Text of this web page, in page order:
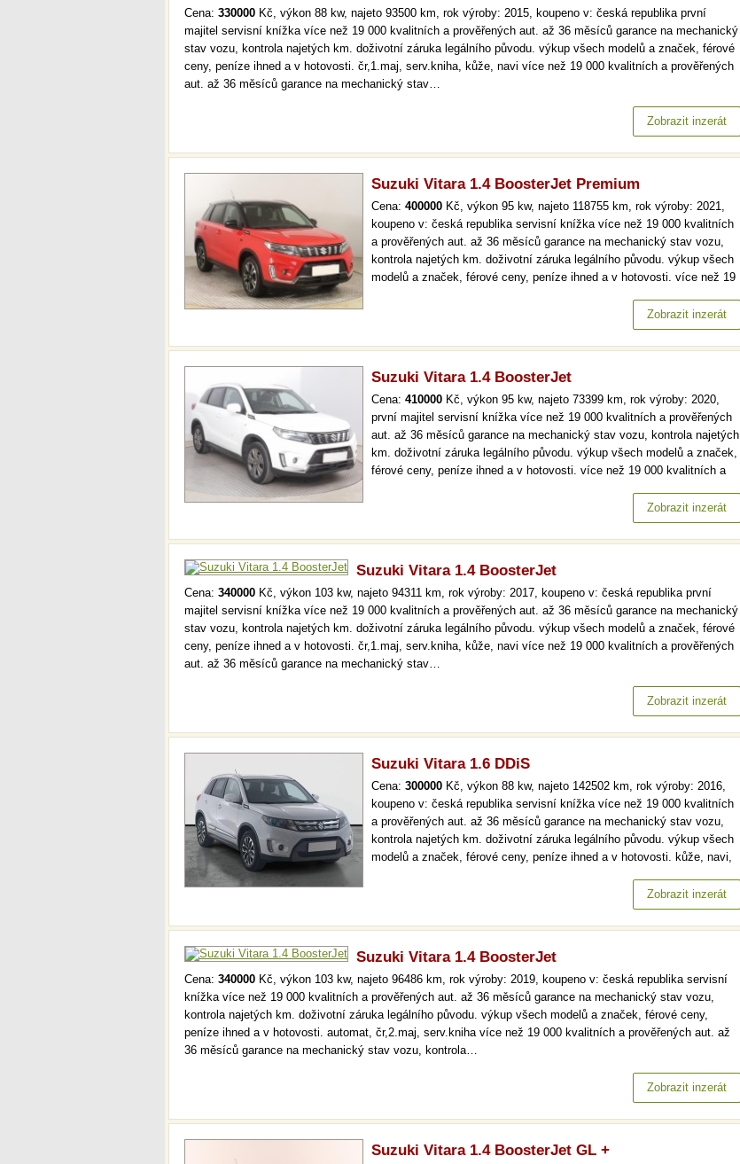
Cena: 330000 Kč, výkon 88 kw, najeto 93500 km, rok výroby: 2015, koupeno v: česká republika první
majitel servisní knížka více než 19 000 kvalitních a prověřených aut. až 36 měsíců garance na mechanický
stav vozu, kontrola najetých km. doživotní záruka legálního původu. výkup všech modelů a značek, férové
ceny, peníze ihned a v hotovosti. čr,1.maj, serv.kniha, kůže, navi více než 19 000 kvalitních a prověřených
aut. až 36 měsíců garance na mechanický stav…
Zobrazit inzerát
Suzuki Vitara 1.4 BoosterJet Premium
Cena: 400000 Kč, výkon 95 kw, najeto 118755 km, rok výroby: 2021,
koupeno v: česká republika servisní knížka více než 19 000 kvalitních
a prověřených aut. až 36 měsíců garance na mechanický stav vozu,
kontrola najetých km. doživotní záruka legálního původu. výkup všech
modelů a značek, férové ceny, peníze ihned a v hotovosti. více než 19
mechanický stav vozu, kontrola najetých km. doživotní záruka…
Zobrazit inzerát
Suzuki Vitara 1.4 BoosterJet
Cena: 410000 Kč, výkon 95 kw, najeto 73399 km, rok výroby: 2020,
první majitel servisní knížka více než 19 000 kvalitních a prověřených
aut. až 36 měsíců garance na mechanický stav vozu, kontrola najetých
km. doživotní záruka legálního původu. výkup všech modelů a značek,
férové ceny, peníze ihned a v hotovosti. více než 19 000 kvalitních a
kontrola najetých km. doživotní záruka legálního původu.…Zobrazit inzerát
Suzuki Vitara 1.4 BoosterJet
Cena: 340000 Kč, výkon 103 kw, najeto 94311 km, rok výroby: 2017, koupeno v: česká republika první
majitel servisní knížka více než 19 000 kvalitních a prověřených aut. až 36 měsíců garance na mechanický
stav vozu, kontrola najetých km. doživotní záruka legálního původu. výkup všech modelů a značek, férové
ceny, peníze ihned a v hotovosti. čr,1.maj, serv.kniha, kůže, navi více než 19 000 kvalitních a prověřených
aut. až 36 měsíců garance na mechanický stav…
Zobrazit inzerát
Suzuki Vitara 1.6 DDiS
Cena: 300000 Kč, výkon 88 kw, najeto 142502 km, rok výroby: 2016,
koupeno v: česká republika servisní knížka více než 19 000 kvalitních
a prověřených aut. až 36 měsíců garance na mechanický stav vozu,
kontrola najetých km. doživotní záruka legálního původu. výkup všech
modelů a značek, férové ceny, peníze ihned a v hotovosti. kůže, navi,
až 36 měsíců garance na mechanický stav vozu, kontrola…Zobrazit inzerát
Suzuki Vitara 1.4 BoosterJet
Cena: 340000 Kč, výkon 103 kw, najeto 96486 km, rok výroby: 2019, koupeno v: česká republika servisní
knížka více než 19 000 kvalitních a prověřených aut. až 36 měsíců garance na mechanický stav vozu,
kontrola najetých km. doživotní záruka legálního původu. výkup všech modelů a značek, férové ceny,
peníze ihned a v hotovosti. automat, čr,2.maj, serv.kniha více než 19 000 kvalitních a prověřených aut. až
36 měsíců garance na mechanický stav vozu, kontrola…
Zobrazit inzerát
Suzuki Vitara 1.4 BoosterJet GL +